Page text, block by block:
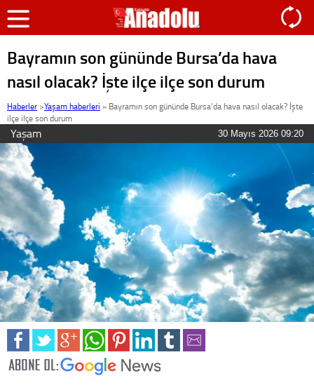
Bayramın son gününde Bursa’da hava
nasıl olacak? İşte ilçe ilçe son durum
Haberler >Yaşam haberleri » Bayramın son gününde Bursa’da hava nasıl olacak? İşte
ilçe ilçe son durum
Yaşam 30 Mayıs 2026 09:20